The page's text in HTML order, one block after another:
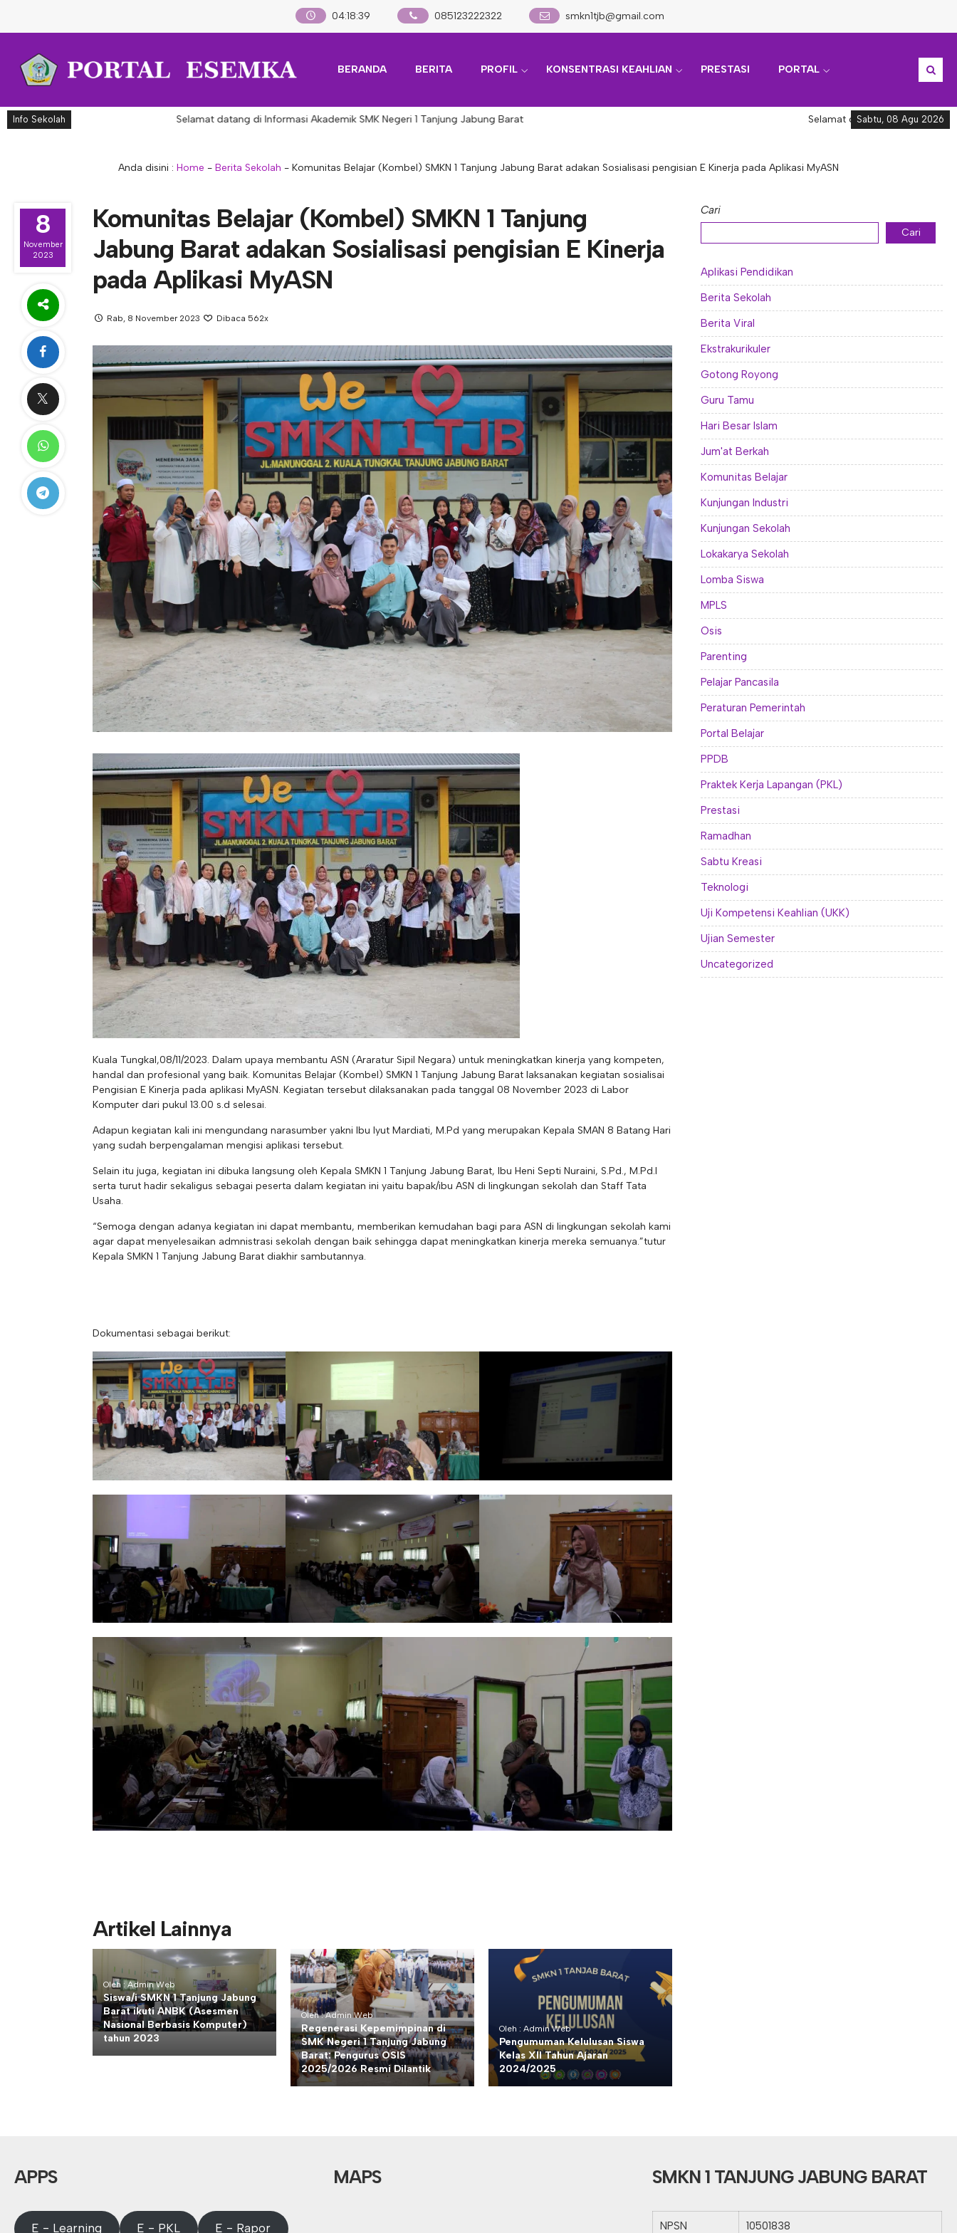
04:18:40 085123222322 smkn1tjb@gmail.com
BERANDA BERITA PROFIL KONSENTRASI KEAHLIAN PRESTASI PORTAL
Info Sekolah Sabtu, 08 Agu 2026
Selamat datang di Informasi
Selamat datang di Informasi Akademik SMK Negeri 1 Tanjung Jabung Barat
Anda disini : Home - Berita Sekolah - Komunitas Belajar (Kombel) SMKN 1 Tanjung Jabung Barat adakan Sosialisasi pengisian E Kinerja pada Aplikasi MyASN
8
November
2023
Komunitas Belajar (Kombel) SMKN 1 Tanjung
Jabung Barat adakan Sosialisasi pengisian E Kinerja
pada Aplikasi MyASN
Rab, 8 November 2023 Dibaca 562x
Kuala Tungkal,08/11/2023. Dalam upaya membantu ASN (Araratur Sipil Negara) untuk meningkatkan kinerja yang kompeten,
handal dan profesional yang baik. Komunitas Belajar (Kombel) SMKN 1 Tanjung Jabung Barat laksanakan kegiatan sosialisai
Pengisian E Kinerja pada aplikasi MyASN. Kegiatan tersebut dilaksanakan pada tanggal 08 November 2023 di Labor
Komputer dari pukul 13.00 s.d selesai.
Adapun kegiatan kali ini mengundang narasumber yakni Ibu Iyut Mardiati, M.Pd yang merupakan Kepala SMAN 8 Batang Hari
yang sudah berpengalaman mengisi aplikasi tersebut.
Selain itu juga, kegiatan ini dibuka langsung oleh Kepala SMKN 1 Tanjung Jabung Barat, Ibu Heni Septi Nuraini, S.Pd., M.Pd.I
serta turut hadir sekaligus sebagai peserta dalam kegiatan ini yaitu bapak/ibu ASN di lingkungan sekolah dan Staff Tata
Usaha.
“Semoga dengan adanya kegiatan ini dapat membantu, memberikan kemudahan bagi para ASN di lingkungan sekolah kami
agar dapat menyelesaikan admnistrasi sekolah dengan baik sehingga dapat meningkatkan kinerja mereka semuanya.”tutur
Kepala SMKN 1 Tanjung Jabung Barat diakhir sambutannya.
Dokumentasi sebagai berikut:
Artikel Lainnya
Oleh : Admin Web
Siswa/i SMKN 1 Tanjung Jabung
Barat ikuti ANBK (Asesmen
Nasional Berbasis Komputer)
tahun 2023
Oleh : Admin Web
Regenerasi Kepemimpinan di
SMK Negeri 1 Tanjung Jabung
Barat: Pengurus OSIS
2025/2026 Resmi Dilantik
Oleh : Admin Web
Pengumuman Kelulusan Siswa
Kelas XII Tahun Ajaran
2024/2025
Cari
Cari
Aplikasi Pendidikan
Berita Sekolah
Berita Viral
Ekstrakurikuler
Gotong Royong
Guru Tamu
Hari Besar Islam
Jum'at Berkah
Komunitas Belajar
Kunjungan Industri
Kunjungan Sekolah
Lokakarya Sekolah
Lomba Siswa
MPLS
Osis
Parenting
Pelajar Pancasila
Peraturan Pemerintah
Portal Belajar
PPDB
Praktek Kerja Lapangan (PKL)
Prestasi
Ramadhan
Sabtu Kreasi
Teknologi
Uji Kompetensi Keahlian (UKK)
Ujian Semester
Uncategorized
APPS
E - Learning E - PKL E - Rapor
MAPS SMKN 1 TANJUNG JABUNG BARAT
NPSN 10501838